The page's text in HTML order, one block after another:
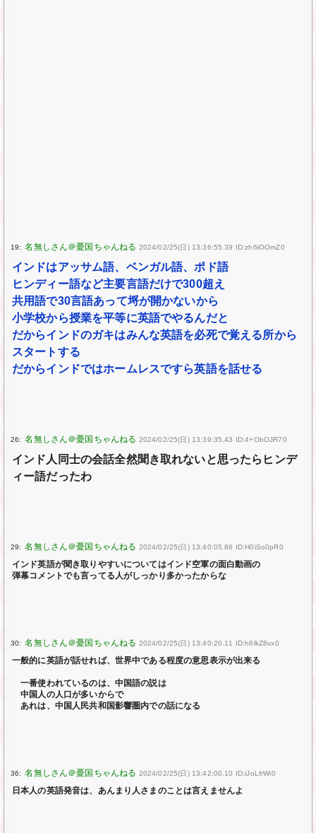
19: 2024/02/25(日) 13:36:55.39 ID:zh6iOOmZ0
インドはアッサム語、ベンガル語、ポド語
ヒンディー語など主要言語だけで300超え
共用語で30言語あって埒が開かないから
小学校から授業を平等に英語でやるんだと
だからインドのガキはみんな英語を必死で覚える所から
スタートする
だからインドではホームレスですら英語を話せる
26: 2024/02/25(日) 13:39:35.43 ID:4+ObOJR70
インド人同士の会話全然聞き取れないと思ったらヒンデ
ィー語だったわ
29: 2024/02/25(日) 13:40:05.86 ID:H0iSo0pR0
インド英語が聞き取りやすいについてはインド空軍の面白動画の
弾幕コメントでも言ってる人がしっかり多かったからな
30: 2024/02/25(日) 13:40:20.11 ID:h6lkZ8vx0
一般的に英語が話せれば、世界中である程度の意思表示が出来る
一番使われているのは、中国語の説は
中国人の人口が多いからで
あれは、中国人民共和国影響圏内での話になる
36: 2024/02/25(日) 13:42:00.10 ID:iJoLfrWi0
日本人の英語発音は、あんまり人さまのことは言えませんよ